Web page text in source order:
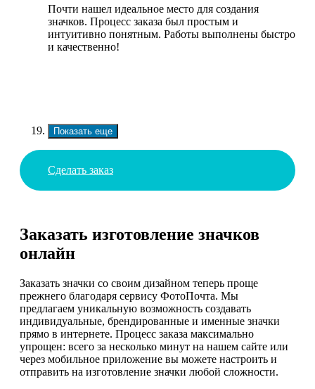
Почти нашел идеальное место для создания
значков. Процесс заказа был простым и
интуитивно понятным. Работы выполнены быстро
и качественно!
Показать еще
Сделать заказ
Заказать изготовление значков
онлайн
Заказать значки со своим дизайном теперь проще
прежнего благодаря сервису ФотоПочта. Мы
предлагаем уникальную возможность создавать
индивидуальные, брендированные и именные значки
прямо в интернете. Процесс заказа максимально
упрощен: всего за несколько минут на нашем сайте или
через мобильное приложение вы можете настроить и
отправить на изготовление значки любой сложности.